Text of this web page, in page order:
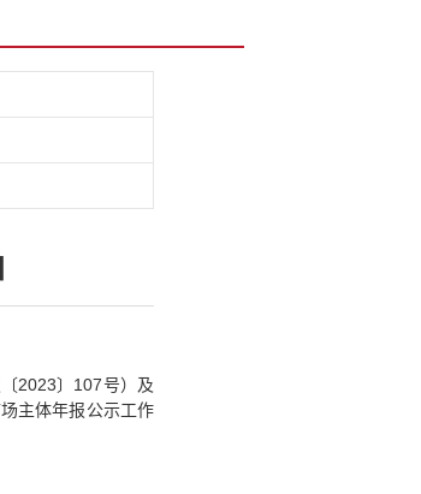
2023〕107号）及
主体年报公示工作